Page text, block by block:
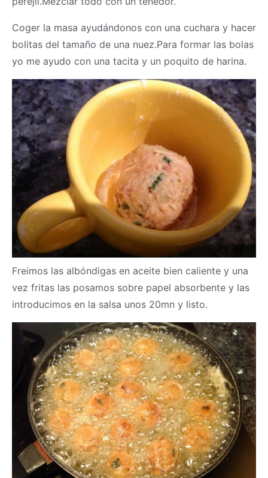
Coger la masa ayudándonos con una cuchara y hacer
bolitas del tamaño de una nuez.Para formar las bolas
yo me ayudo con una tacita y un poquito de harina.
Freimos las albóndigas en aceite bien caliente y una
vez fritas las posamos sobre papel absorbente y las
introducimos en la salsa unos 20mn y listo.